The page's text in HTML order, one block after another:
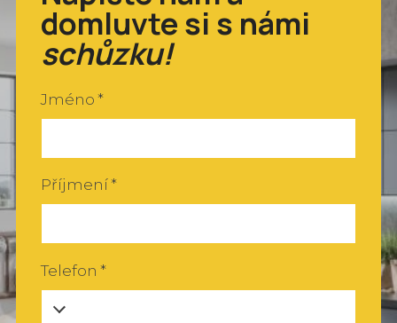
domluvte si s námi
schůzku!
Jméno *
Příjmení*
Telefon *